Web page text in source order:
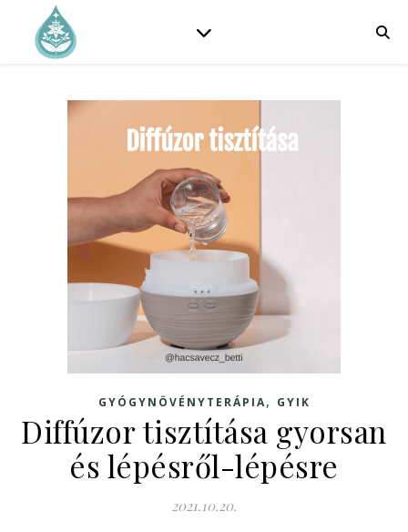
GYÓGYNÖVÉNYTERÁPIA, GYIK
Diffúzor tisztítása gyorsan
és lépésről-lépésre
2021.10.20.